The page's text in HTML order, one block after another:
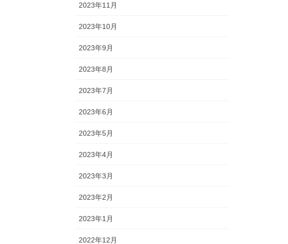
2023年11月
2023年10月
2023年9月
2023年8月
2023年7月
2023年6月
2023年5月
2023年4月
2023年3月
2023年2月
2023年1月
2022年12月